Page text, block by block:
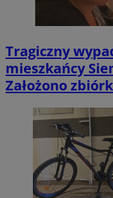
Tragiczny
mieszkańcy
Założono